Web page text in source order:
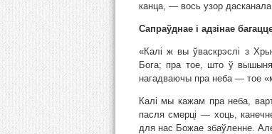
канца, — вось узор
Сапраўднае і адзінае
«Калі ж вы ўваскрэслі з
Бога; пра тое, што ў
нагадваючы пра неба — тое
Калі мы кажам пра неба,
пасля смерці — хоць,
для нас Божае збаўленне.